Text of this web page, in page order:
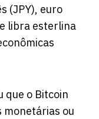
(JPY), euro
libra esterlina
que o Bitcoin
monetárias ou